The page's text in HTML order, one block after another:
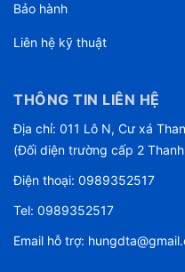
Bảo hành
Liên hệ kỹ thuật
THÔNG TIN LIÊN HỆ
Địa chỉ: 011 Lô N, Cư xá
(Đối diện trường cấp 2
Điện thoại: 0989352517
Tel: 0989352517
Email hỗ trợ: